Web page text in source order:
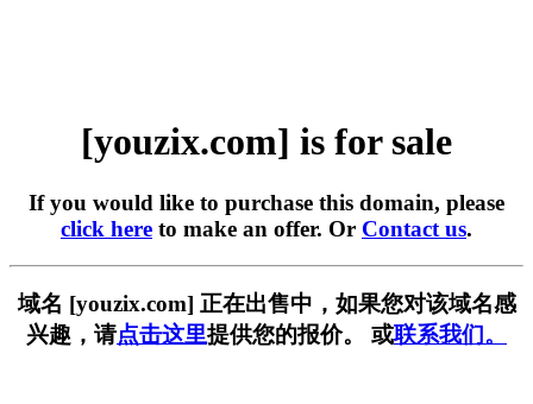
[youzix.com] is for sale
If you would like to purchase this domain, please
click here to make an offer. Or Contact us.
域名 [youzix.com] 正在出售中，如果您对该域名感
兴趣，请点击这里提供您的报价。 或联系我们。